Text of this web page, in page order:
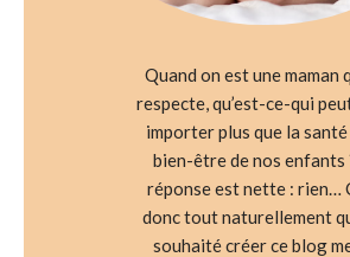
Quand on est une maman
respecte, qu’est-ce-qui
importer plus que la
bien-être de nos enfants
réponse est nette : rien…
donc tout naturellement
souhaité créer ce blog